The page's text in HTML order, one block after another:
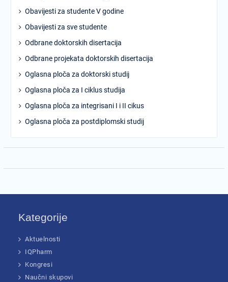
Obavijesti za studente V godine
Obavijesti za sve studente
Odbrane doktorskih disertacija
Odbrane projekata doktorskih disertacija
Oglasna ploča za doktorski studij
Oglasna ploča za I ciklus studija
Oglasna ploča za integrisani I i II cikus
Oglasna ploča za postdiplomski studij
Kategorije
Aktuelnosti
IQPharm
Kongresi
Naučni skupovi